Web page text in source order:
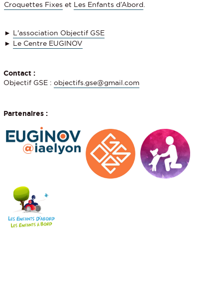
Croquettes Fixes et Les Enfants d’Abord
► L'association Objectif GSE
► Le Centre EUGINOV
Contact :
Objectif GSE : objectifs.gse@gmail.com
Partenaires :